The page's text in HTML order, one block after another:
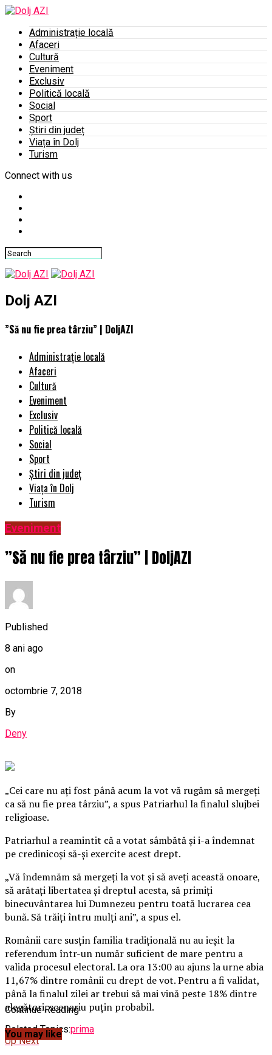
Administrație locală
Afaceri
Cultură
Eveniment
Exclusiv
Politică locală
Social
Sport
Știri din județ
Viața în Dolj
Turism
Connect with us
Dolj AZI
”Să nu fie prea târziu” | DoljAZI
Administrație locală
Afaceri
Cultură
Eveniment
Exclusiv
Politică locală
Social
Sport
Știri din județ
Viața în Dolj
Turism
Eveniment
”Să nu fie prea târziu” | DoljAZI
Published
8 ani ago
on
octombrie 7, 2018
By
Deny
„Cei care nu aţi fost până acum la vot vă rugăm să mergeţi
ca să nu fie prea târziu”, a spus Patriarhul la finalul slujbei
religioase.
Patriarhul a reamintit că a votat sâmbătă şi i-a îndemnat
pe credinicoşi să-şi exercite acest drept.
„Vă îndemnăm să mergeţi la vot şi să aveţi această onoare,
să arătaţi libertatea şi dreptul acesta, să primiţi
binecuvântarea lui Dumnezeu pentru toată lucrarea cea
bună. Să trăiţi întru mulţi ani”, a spus el.
Românii care susţin familia tradiţională nu au ieşit la
referendum într-un număr suficient de mare pentru a
valida procesul electoral. La ora 13:00 au ajuns la urne abia
11,67% dintre românii cu drept de vot. Pentru a fi validat,
până la finalul zilei ar trebui să mai vină peste 18% dintre
alegători, scenariu puţin probabil.
Related Topics:prima
Up Next
Continue Reading
You may like